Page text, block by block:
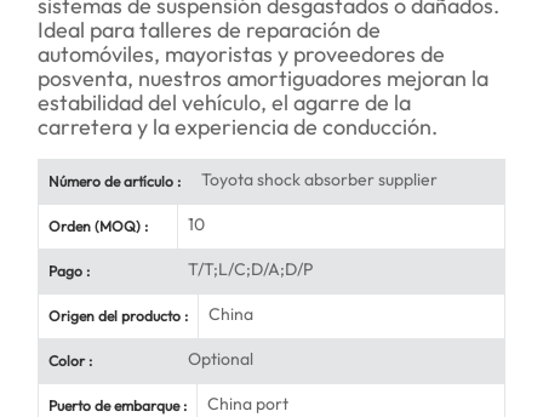
sistemas de suspensión desgastados o dañados.
Ideal para talleres de reparación de
automóviles, mayoristas y proveedores de
posventa, nuestros amortiguadores mejoran la
estabilidad del vehículo, el agarre de la
carretera y la experiencia de conducción.
Número de artículo : Toyota shock absorber supplier
Orden (MOQ) : 10
Pago : T/T;L/C;D/A;D/P
Origen del producto : China
Color : Optional
Puerto de embarque : China port